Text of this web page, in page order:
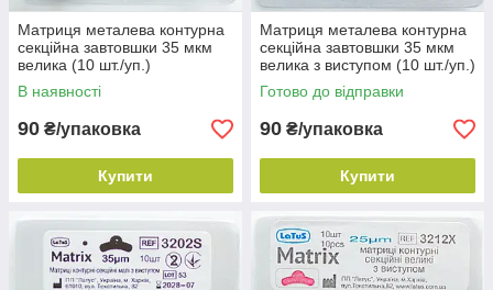
Матриця металева контурна
секційна завтовшки 35 мкм
велика (10 шт./уп.)
В наявності
90 ₴/упаковка
Купити
Матриця металева контурна
секційна завтовшки 35 мкм
велика з виступом (10 шт./уп.)
Готово до відправки
90 ₴/упаковка
Купити